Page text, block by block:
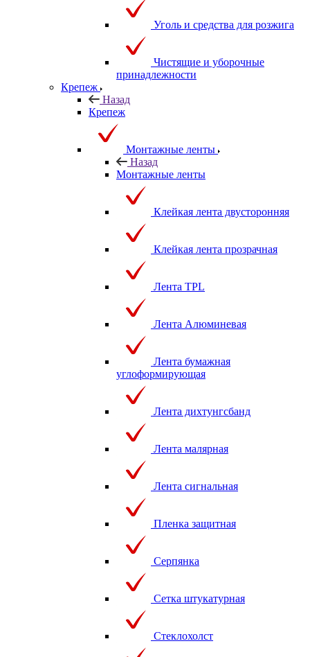
Уголь и средства для розжига
Чистящие и уборочные
принадлежности
Крепеж
Назад
Крепеж
Монтажные ленты
Назад
Монтажные ленты
Клейкая лента двусторонняя
Клейкая лента прозрачная
Лента TPL
Лента Алюминевая
Лента бумажная
углоформирующая
Лента дихтунгсбанд
Лента малярная
Лента сигнальная
Пленка защитная
Серпянка
Сетка штукатурная
Стеклохолст